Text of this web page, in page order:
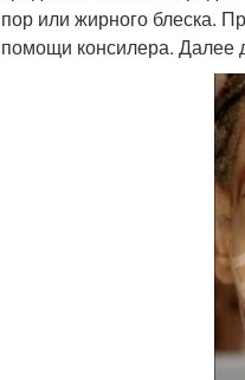
пор или жирного блеска.
помощи консилера. Далее